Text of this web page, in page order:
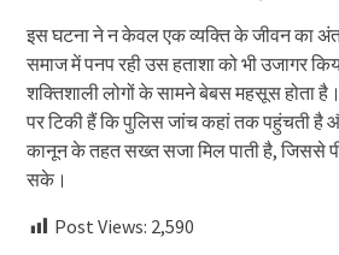
इस घटना ने न केवल एक व्यक्ति के जीवन का
समाज में पनप रही उस हताशा को भी उजागर
शक्तिशाली लोगों के सामने बेबस महसूस होता
पर टिकी हैं कि पुलिस जांच कहां तक पहुंचती है
कानून के तहत सख्त सजा मिल पाती है, जिससे
सके।
Post Views: 2,590